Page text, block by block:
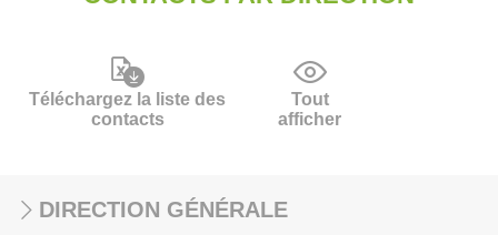
Téléchargez la liste des
contacts
Tout
afficher
DIRECTION GÉNÉRALE